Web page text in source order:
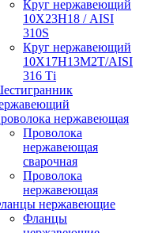
Круг нержавеющий
10Х23Н18 / AISI
310S
Круг нержавеющий
10Х17Н13М2Т/AISI
316 Тi
нержавеющая
Проволока
нержавеющая
сварочная
Проволока
нержавеющая
нержавеющие
Фланцы